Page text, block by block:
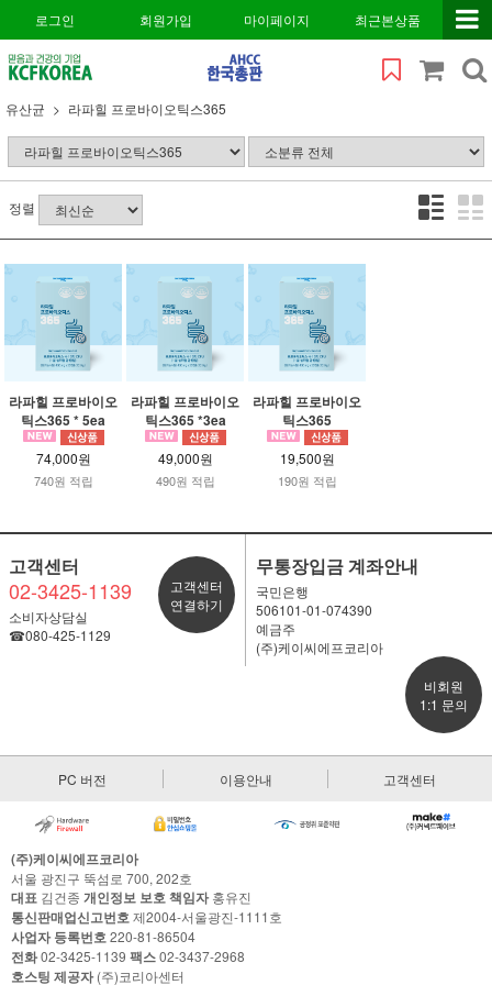
로그인 회원가입 마이페이지 최근본상품
유산균 라파힐 프로바이오틱스365
정렬
라파힐 프로바이오
틱스365 * 5ea
74,000원
740원 적립
라파힐 프로바이오
틱스365 *3ea
49,000원
490원 적립
라파힐 프로바이오
틱스365
19,500원
190원 적립
고객센터
02-3425-1139
소비자상담실
☎080-425-1129
고객센터
연결하기
무통장입금 계좌안내
국민은행
506101-01-074390
예금주
(주)케이씨에프코리아
비회원
1:1 문의
PC 버전 이용안내 고객센터
(주)케이씨에프코리아
서울 광진구 뚝섬로 700, 202호
대표 김건종 개인정보 보호 책임자홍유진
통신판매업신고번호제2004-서울광진-1111호
사업자 등록번호220-81-86504
전화02-3425-1139 팩스02-3437-2968
호스팅 제공자(주)코리아센터